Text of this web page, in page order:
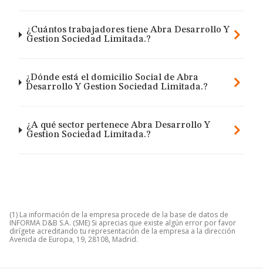
¿Cuántos trabajadores tiene Abra Desarrollo Y
Gestion Sociedad Limitada.?
¿Dónde está el domicilio Social de Abra
Desarrollo Y Gestion Sociedad Limitada.?
¿A qué sector pertenece Abra Desarrollo Y
Gestion Sociedad Limitada.?
(1) La información de la empresa procede de la base de datos de
INFORMA D&B S.A. (SME) Si aprecias que existe algún error por favor
dirígete acreditando tu representación de la empresa a la dirección
Avenida de Europa, 19, 28108, Madrid.